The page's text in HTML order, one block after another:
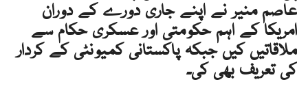
عاصم منیر نے اپنے جاری دورے کے دوران
امریکا کے اہم حکومتی اور عسکری حکام سے
ملاقاتیں کیں جبکہ پاکستانی کمیونٹی کے کردار
کی تعریف بھی کی۔